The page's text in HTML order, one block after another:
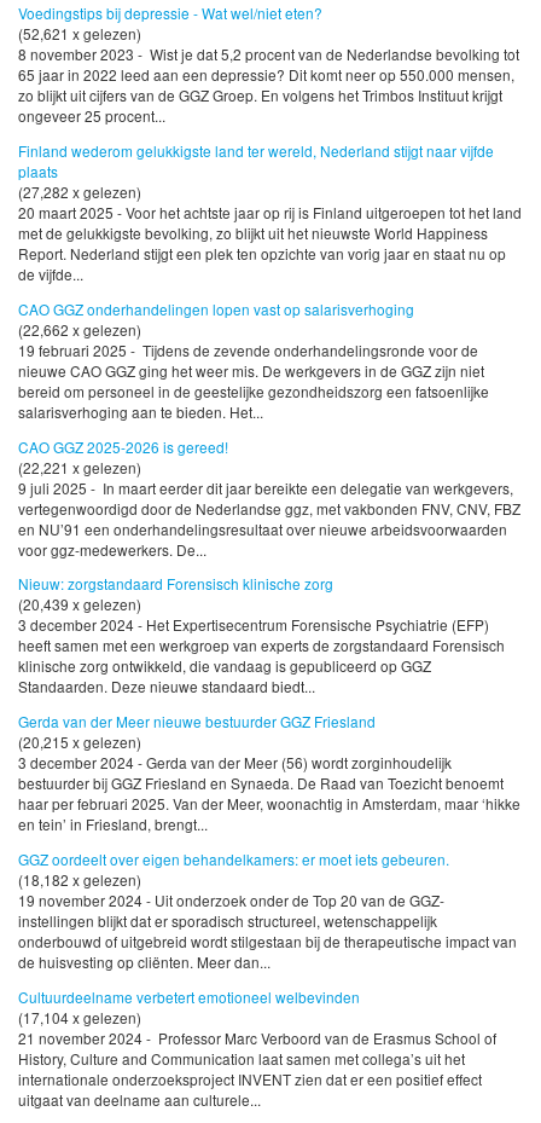
Voedingstips bij depressie - Wat wel/niet eten?
(52,621 x gelezen)
8 november 2023 - Wist je dat 5,2 procent van de Nederlandse bevolking tot
65 jaar in 2022 leed aan een depressie? Dit komt neer op 550.000 mensen,
zo blijkt uit cijfers van de GGZ Groep. En volgens het Trimbos Instituut krijgt
ongeveer 25 procent...
Finland wederom gelukkigste land ter wereld, Nederland stijgt naar vijfde
plaats
(27,282 x gelezen)
20 maart 2025 - Voor het achtste jaar op rij is Finland uitgeroepen tot het land
met de gelukkigste bevolking, zo blijkt uit het nieuwste World Happiness
Report. Nederland stijgt een plek ten opzichte van vorig jaar en staat nu op
de vijfde...
CAO GGZ onderhandelingen lopen vast op salarisverhoging
(22,662 x gelezen)
19 februari 2025 - Tijdens de zevende onderhandelingsronde voor de
nieuwe CAO GGZ ging het weer mis. De werkgevers in de GGZ zijn niet
bereid om personeel in de geestelijke gezondheidszorg een fatsoenlijke
salarisverhoging aan te bieden. Het...
CAO GGZ 2025-2026 is gereed!
(22,221 x gelezen)
9 juli 2025 - In maart eerder dit jaar bereikte een delegatie van werkgevers,
vertegenwoordigd door de Nederlandse ggz, met vakbonden FNV, CNV, FBZ
en NU’91 een onderhandelingsresultaat over nieuwe arbeidsvoorwaarden
voor ggz-medewerkers. De...
Nieuw: zorgstandaard Forensisch klinische zorg
(20,439 x gelezen)
3 december 2024 - Het Expertisecentrum Forensische Psychiatrie (EFP)
heeft samen met een werkgroep van experts de zorgstandaard Forensisch
klinische zorg ontwikkeld, die vandaag is gepubliceerd op GGZ
Standaarden. Deze nieuwe standaard biedt...
Gerda van der Meer nieuwe bestuurder GGZ Friesland
(20,215 x gelezen)
3 december 2024 - Gerda van der Meer (56) wordt zorginhoudelijk
bestuurder bij GGZ Friesland en Synaeda. De Raad van Toezicht benoemt
haar per februari 2025. Van der Meer, woonachtig in Amsterdam, maar ‘hikke
en tein’ in Friesland, brengt...
GGZ oordeelt over eigen behandelkamers: er moet iets gebeuren.
(18,182 x gelezen)
19 november 2024 - Uit onderzoek onder de Top 20 van de GGZ-
instellingen blijkt dat er sporadisch structureel, wetenschappelijk
onderbouwd of uitgebreid wordt stilgestaan bij de therapeutische impact van
de huisvesting op cliënten. Meer dan...
Cultuurdeelname verbetert emotioneel welbevinden
(17,104 x gelezen)
21 november 2024 - Professor Marc Verboord van de Erasmus School of
History, Culture and Communication laat samen met collega’s uit het
internationale onderzoeksproject INVENT zien dat er een positief effect
uitgaat van deelname aan culturele...